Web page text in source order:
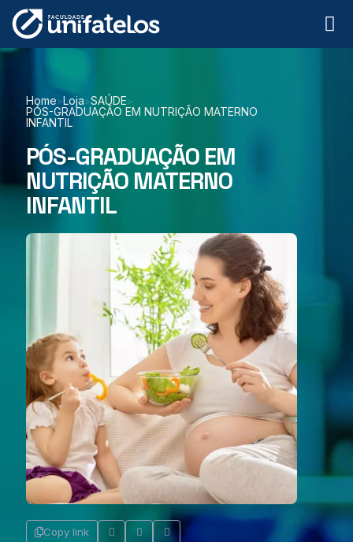
Home>Loja>SAÚDE>
PÓS-GRADUAÇÃO EM NUTRIÇÃO MATERNO
INFANTIL
PÓS-GRADUAÇÃO EM
NUTRIÇÃO MATERNO
INFANTIL
Copy link